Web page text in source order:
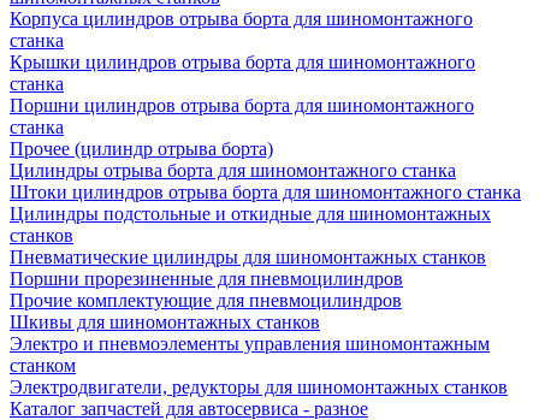
Корпуса цилиндров отрыва борта для шиномонтажного
станка
Крышки цилиндров отрыва борта для шиномонтажного
станка
Поршни цилиндров отрыва борта для шиномонтажного
станка
Прочее (цилиндр отрыва борта)
Цилиндры отрыва борта для шиномонтажного станка
Штоки цилиндров отрыва борта для шиномонтажного станка
Цилиндры подстольные и откидные для шиномонтажных
станков
Пневматические цилиндры для шиномонтажных станков
Поршни прорезиненные для пневмоцилиндров
Прочие комплектующие для пневмоцилиндров
Шкивы для шиномонтажных станков
Электро и пневмоэлементы управления шиномонтажным
станком
Электродвигатели, редукторы для шиномонтажных станков
Каталог запчастей для автосервиса - разное